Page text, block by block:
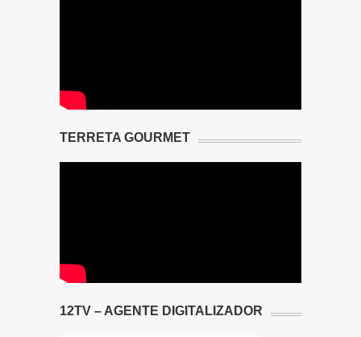
TERRETA GOURMET
12TV – AGENTE DIGITALIZADOR